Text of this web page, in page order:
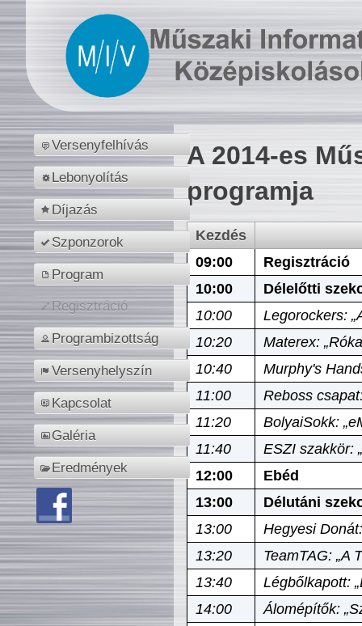
Versenyfelhívás
Lebonyolítás
Díjazás
Szponzorok
Program
Regisztráció
Programbizottság
Versenyhelyszín
Kapcsolat
Galéria
Eredmények
A 2014-es
programja
Kezdés
09:00
Regisztráció
10:00
Délelőtti
10:00
Legorockers:
10:20
Materex:
10:40
Murphy's
11:00
Reboss
11:20
BolyaiSokk:
11:40
ESZI szakkör:
12:00
Ebéd
13:00
Délutáni
13:00
Hegyesi
13:20
TeamTAG: „A
13:40
Légbőlkapott:
14:00
Álomépítők: